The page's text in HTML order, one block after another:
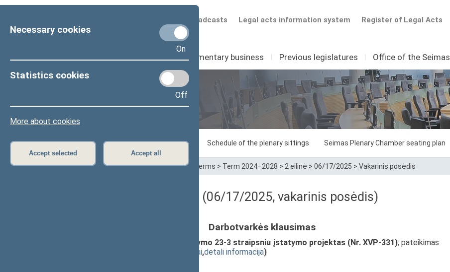
Necessary cookies
On
Statistics cookies
Off
More about cookies
Accept selected Accept all
Register of Legal Acts
Legal acts information system
Scheduled broadcasts
Seimas I Parliamentary business I Previous legislatures I Office of the Seimas
Sitting in progress Plenary sittings Schedule of the plenary sittings Seimas Plenary Chamber seating plan
Home>Plenary sittings>Parliamentary terms > Term 2024–2028 > 2 eilinė > 06/17/2025 > Vakarinis posėdis
Darbotvarkės klausimas (06/17/2025, vakarinis posėdis)
Darbotvarkės klausimas
Švietimo įstatymo Nr. I-1489 papildymo 23-3 straipsniu įstatymo projektas (Nr. XVP-331); pateikimas
susiję dokumentai,detali informacija)